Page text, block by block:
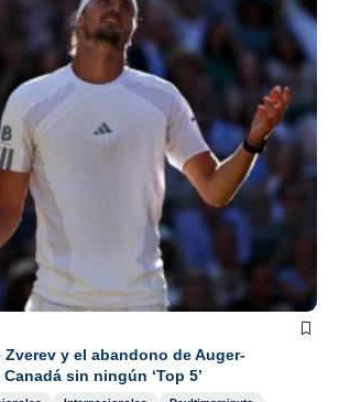
y el abandono de Auger-
sin ningún ‘Top 5’